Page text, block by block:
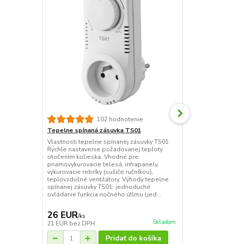
102 hodnotenie
Tepelne spínaná zásuvka TS01
Vlastnosti tepelne spínanej zásuvky TS01:
Rýchle nastavenie požadovanej teploty
otočením kolieska. Vhodné pre
priamovykurovacie telesá, infrapanely,
vykurovacie rebríky (sušiče ručníkou),
teplovzdušné ventilátory. Výhody tepelne
spínanej zásuvky TS01: jednoduché
ovládanie funkcia nočného útlmu (jed...
26 EUR/ks
21 EUR bez DPH Skladom
Pridať do košíka